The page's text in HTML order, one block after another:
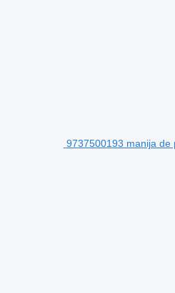
9737500193 manija de